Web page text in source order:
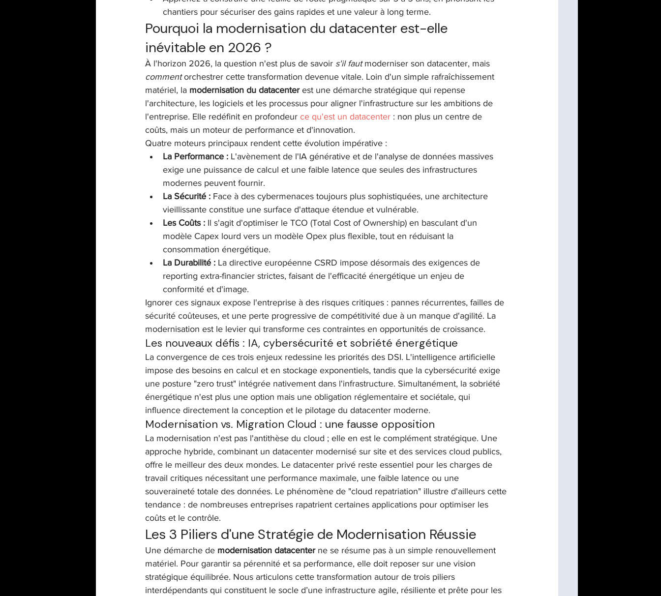
chantiers pour sécuriser des gains rapides et une valeur à long terme.
Pourquoi la modernisation du datacenter est-elle
inévitable en 2026 ?
À l'horizon 2026, la question n'est plus de savoir s'il faut moderniser son datacenter, mais
comment orchestrer cette transformation devenue vitale. Loin d'un simple rafraîchissement
matériel, la modernisation du datacenter est une démarche stratégique qui repense
l'architecture, les logiciels et les processus pour aligner l'infrastructure sur les ambitions de
l'entreprise. Elle redéfinit en profondeur ce qu'est un datacenter : non plus un centre de
coûts, mais un moteur de performance et d'innovation.
Quatre moteurs principaux rendent cette évolution impérative :
La Performance : L'avènement de l'IA générative et de l'analyse de données massives
exige une puissance de calcul et une faible latence que seules des infrastructures
modernes peuvent fournir.
La Sécurité : Face à des cybermenaces toujours plus sophistiquées, une architecture
vieillissante constitue une surface d'attaque étendue et vulnérable.
Les Coûts : Il s'agit d'optimiser le TCO (Total Cost of Ownership) en basculant d'un
modèle Capex lourd vers un modèle Opex plus flexible, tout en réduisant la
consommation énergétique.
La Durabilité : La directive européenne CSRD impose désormais des exigences de
reporting extra-financier strictes, faisant de l'efficacité énergétique un enjeu de
conformité et d'image.
Ignorer ces signaux expose l'entreprise à des risques critiques : pannes récurrentes, failles de
sécurité coûteuses, et une perte progressive de compétitivité due à un manque d'agilité. La
modernisation est le levier qui transforme ces contraintes en opportunités de croissance.
Les nouveaux défis : IA, cybersécurité et sobriété énergétique
La convergence de ces trois enjeux redessine les priorités des DSI. L'intelligence artificielle
impose des besoins en calcul et en stockage exponentiels, tandis que la cybersécurité exige
une posture "zero trust" intégrée nativement dans l'infrastructure. Simultanément, la sobriété
énergétique n'est plus une option mais une obligation réglementaire et sociétale, qui
influence directement la conception et le pilotage du datacenter moderne.
Modernisation vs. Migration Cloud : une fausse opposition
La modernisation n'est pas l'antithèse du cloud ; elle en est le complément stratégique. Une
approche hybride, combinant un datacenter modernisé sur site et des services cloud publics,
offre le meilleur des deux mondes. Le datacenter privé reste essentiel pour les charges de
travail critiques nécessitant une performance maximale, une faible latence ou une
souveraineté totale des données. Le phénomène de "cloud repatriation" illustre d'ailleurs cette
tendance : de nombreuses entreprises rapatrient certaines applications pour optimiser les
coûts et le contrôle.
Les 3 Piliers d'une Stratégie de Modernisation Réussie
Une démarche de modernisation datacenter ne se résume pas à un simple renouvellement
matériel. Pour garantir sa pérennité et sa performance, elle doit reposer sur une vision
stratégique équilibrée. Nous articulons cette transformation autour de trois piliers
interdépendants qui constituent le socle d’une infrastructure agile, résiliente et prête pour les